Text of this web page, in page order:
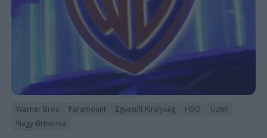
Warner Bros Paramount Egyesült Királyság HBO
Üzlet
Nagy-Britannia